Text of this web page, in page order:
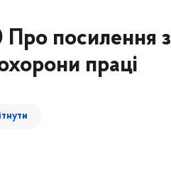
посилення
праці